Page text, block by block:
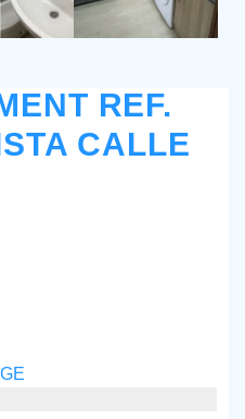
REF.
CALLE